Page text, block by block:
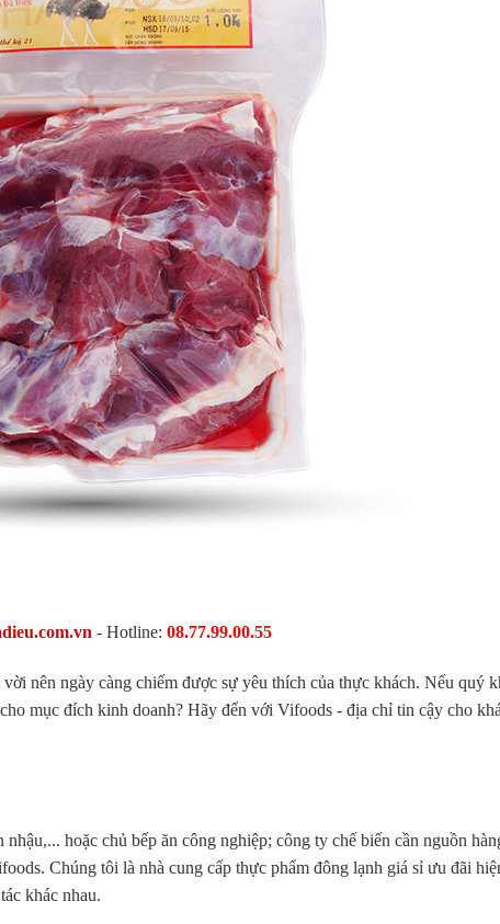
- Hotline:08.77.99.00.55
nên ngày càng chiếm được sự yêu thích của thực khách. Nếu quý
mục đích kinh doanh? Hãy đến với Vifoods - địa chỉ tin cậy cho
hoặc chủ bếp ăn công nghiệp; công ty chế biến cần nguồn
Chúng tôi là nhà cung cấp thực phẩm đông lạnh giá sỉ ưu đãi
khác nhau.